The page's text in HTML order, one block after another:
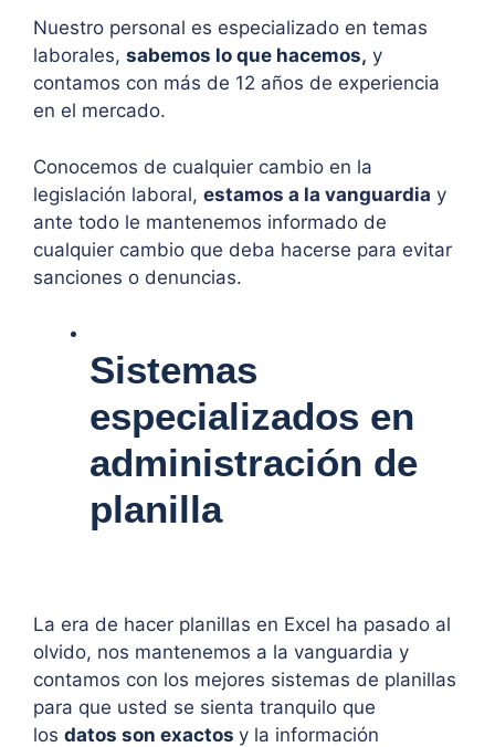
Nuestro personal es especializado en temas
laborales, sabemos lo que hacemos, y
contamos con más de 12 años de experiencia
en el mercado.
Conocemos de cualquier cambio en la
legislación laboral, estamos a la vanguardia y
ante todo le mantenemos informado de
cualquier cambio que deba hacerse para evitar
sanciones o denuncias.
Sistemas
especializados en
administración de
planilla
La era de hacer planillas en Excel ha pasado al
olvido, nos mantenemos a la vanguardia y
contamos con los mejores sistemas de planillas
para que usted se sienta tranquilo que
los datos son exactos y la información